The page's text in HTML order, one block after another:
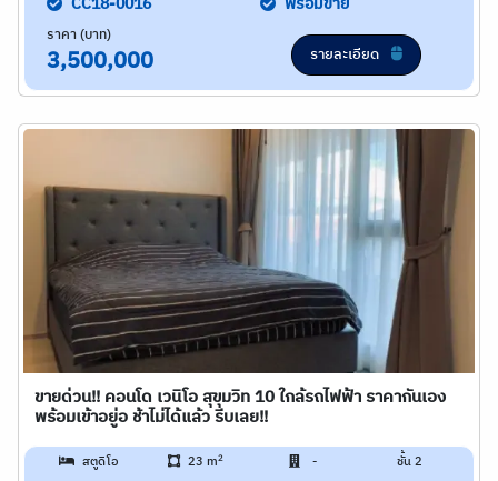
ราคา (บาท)
3,500,000 รายละเอียด
ขายด่วน!! คอนโด เวนิโอ สุขุมวิท 10 ใกล้รถไฟฟ้า ราคากันเอง
พร้อมเข้าอยู่อ ช้าไม่ได้แล้ว รีบเลย!!
สตูดิโอ 23 m2 - ชั้น 2